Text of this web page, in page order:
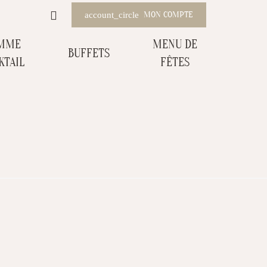
account_circle MON COMPTE
BUFFETS
MENU DE
FÊTES